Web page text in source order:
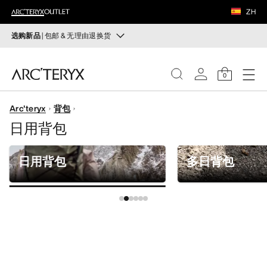
ZH
选购新品| 包邮 & 无理由退换货
运动员的需求，设计师的动力——在优化现有畅销产品的
同时，启发全新的解决方案。新款装备定期上架。
选购女士
无理由退换货
改变主意了？ 30天内购买的符合条件的商品可退换货。
开始免费退货。
0
女士
男士
鞋履
装备
VEILANCE
发现
Arc'teryx 背包
日用背包
日用背包 多日背包